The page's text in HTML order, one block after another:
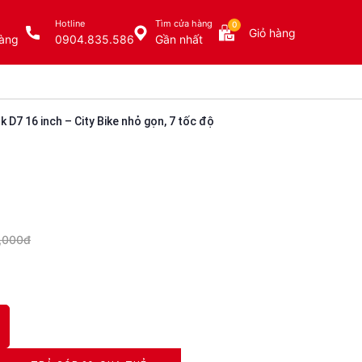
Hotline
0904.835.586
Tìm cửa hàng
Gần nhất
0
Giỏ hàng
D7 16 inch – City Bike nhỏ gọn, 7 tốc độ